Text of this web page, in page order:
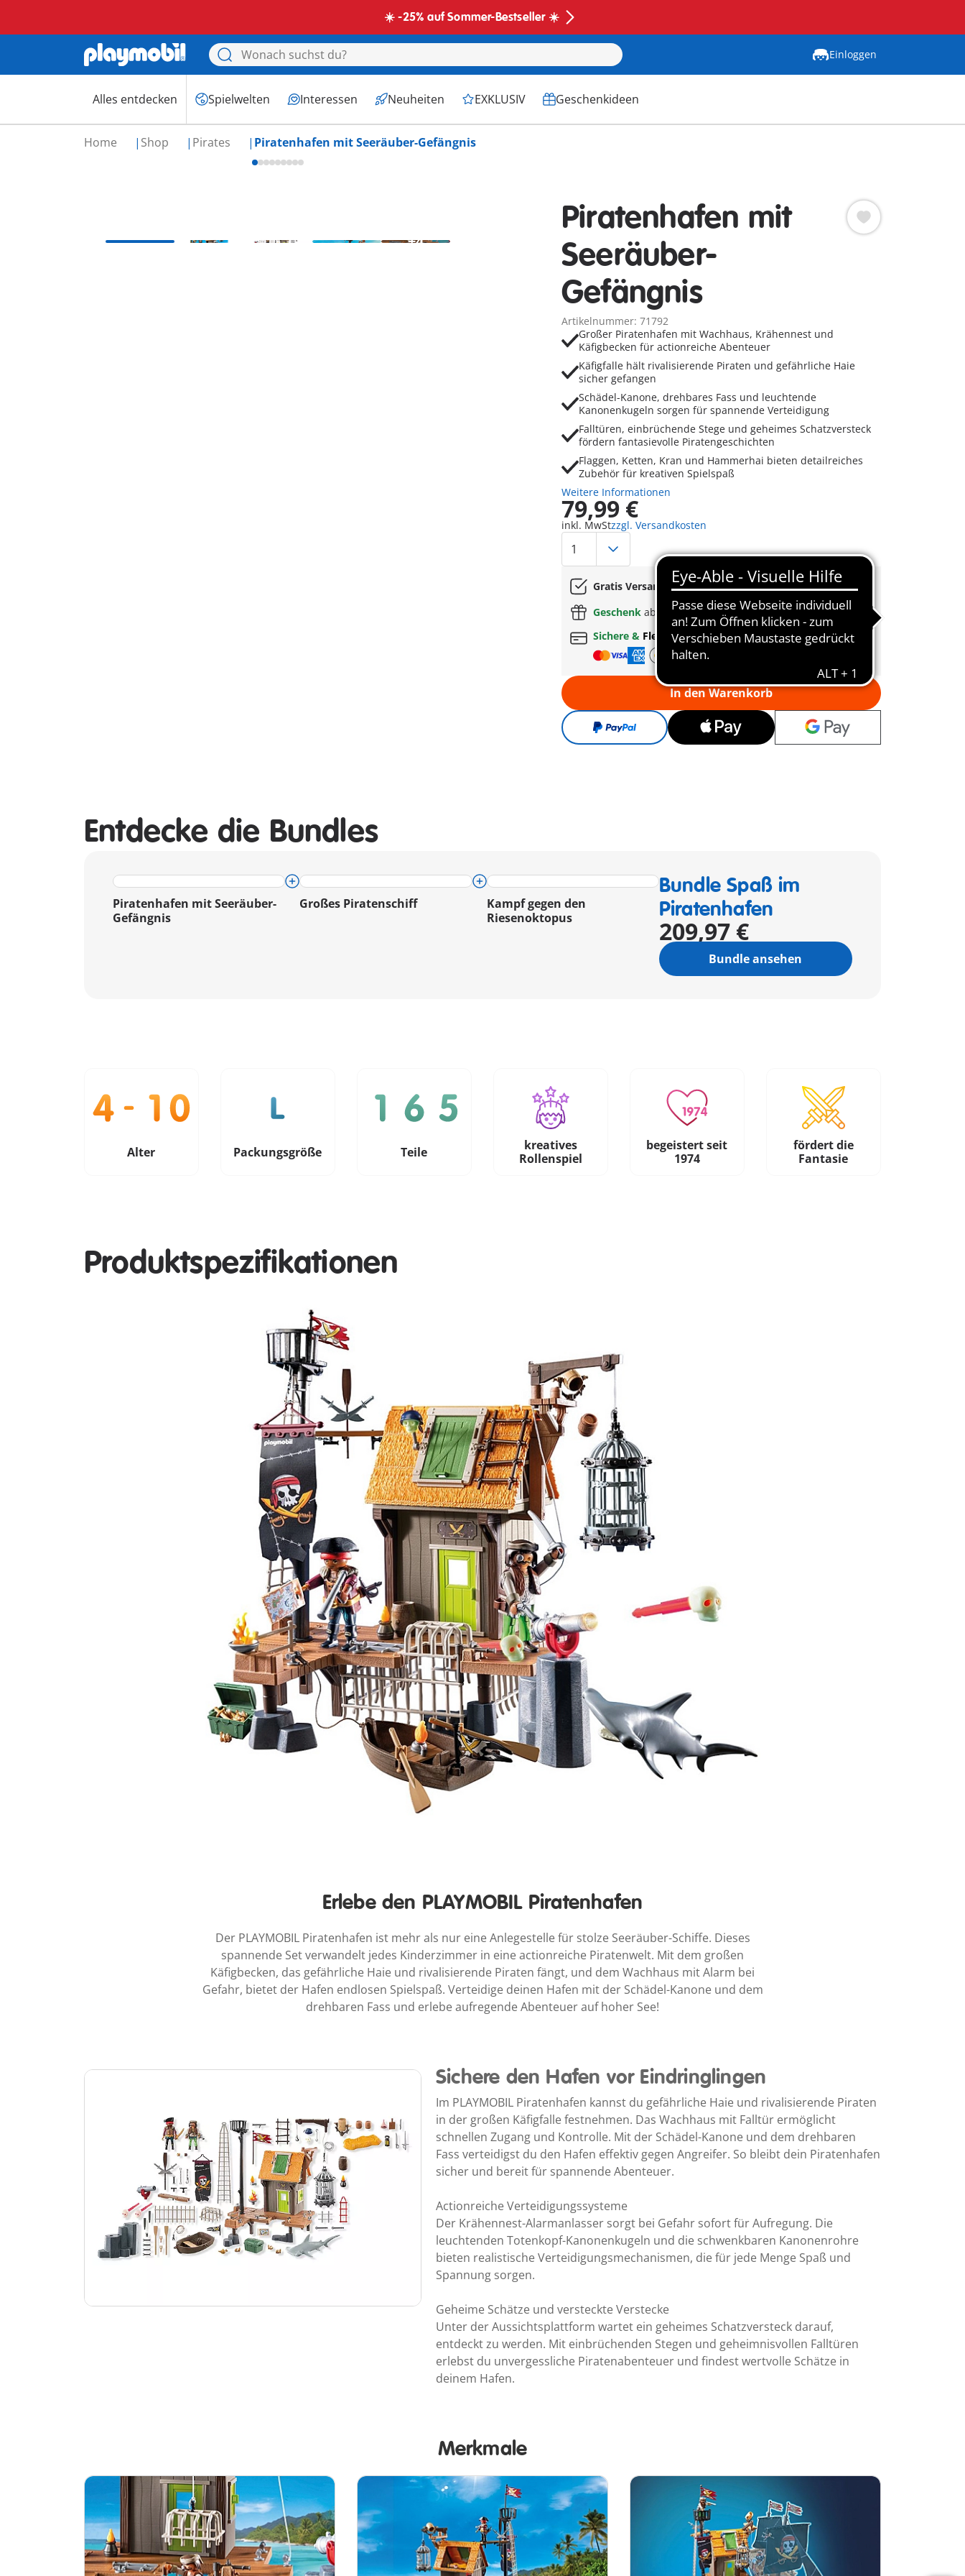
☀️ -25% auf Sommer-Bestseller ☀️
Einloggen
Alles entdecken Spielwelten Interessen Neuheiten EXKLUSIV Geschenkideen
Home Shop Pirates Piratenhafen mit Seeräuber-Gefängnis
+4
Piratenhafen mit
Seeräuber-
Gefängnis
Artikelnummer: 71792
Großer Piratenhafen mit Wachhaus, Krähennest und
Käfigbecken für actionreiche Abenteuer
Käfigfalle hält rivalisierende Piraten und gefährliche Haie
sicher gefangen
Schädel-Kanone, drehbares Fass und leuchtende
Kanonenkugeln sorgen für spannende Verteidigung
Falltüren, einbrüchende Stege und geheimes Schatzversteck
fördern fantasievolle Piratengeschichten
Flaggen, Ketten, Kran und Hammerhai bieten detailreiches
Zubehör für kreativen Spielspaß
Weitere Informationen
79,99 €
inkl. MwStzzgl. Versandkosten
Gratis Versand ab55€
Geschenk ab 35€ Bestellwert
Sichere & Flexible Zahlung
In den Warenkorb
Entdecke die Bundles
Piratenhafen mit Seeräuber-
Gefängnis
Großes Piratenschiff
Kampf gegen den
Riesenoktopus
Bundle Spaß im
Piratenhafen
209,97 €
Bundle ansehen
Alter Packungsgröße Teile
kreatives
Rollenspiel
begeistert seit
1974
fördert die
Fantasie
Produktspezifikationen
Erlebe den PLAYMOBIL Piratenhafen
Der PLAYMOBIL Piratenhafen ist mehr als nur eine Anlegestelle für stolze Seeräuber-Schiffe. Dieses
spannende Set verwandelt jedes Kinderzimmer in eine actionreiche Piratenwelt. Mit dem großen
Käfigbecken, das gefährliche Haie und rivalisierende Piraten fängt, und dem Wachhaus mit Alarm bei
Gefahr, bietet der Hafen endlosen Spielspaß. Verteidige deinen Hafen mit der Schädel-Kanone und dem
drehbaren Fass und erlebe aufregende Abenteuer auf hoher See!
Sichere den Hafen vor Eindringlingen
Im PLAYMOBIL Piratenhafen kannst du gefährliche Haie und rivalisierende Piraten
in der großen Käfigfalle festnehmen. Das Wachhaus mit Falltür ermöglicht
schnellen Zugang und Kontrolle. Mit der Schädel-Kanone und dem drehbaren
Fass verteidigst du den Hafen effektiv gegen Angreifer. So bleibt dein Piratenhafen
sicher und bereit für spannende Abenteuer.
Actionreiche Verteidigungssysteme
Der Krähennest-Alarmanlasser sorgt bei Gefahr sofort für Aufregung. Die
leuchtenden Totenkopf-Kanonenkugeln und die schwenkbaren Kanonenrohre
bieten realistische Verteidigungsmechanismen, die für jede Menge Spaß und
Spannung sorgen.
Geheime Schätze und versteckte Verstecke
Unter der Aussichtsplattform wartet ein geheimes Schatzversteck darauf,
entdeckt zu werden. Mit einbrüchenden Stegen und geheimnisvollen Falltüren
erlebst du unvergessliche Piratenabenteuer und findest wertvolle Schätze in
deinem Hafen.
Merkmale